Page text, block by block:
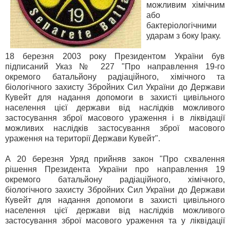
можливим хімічним
або
бактеріологічними
ударам з боку Іраку.
18 березня 2003 року Президентом України був
підписаний Указ № 227 "Про направлення 19-го
окремого батальйону радіаційного, хімічного та
біологічного захисту Збройних Сил України до Держави
Кувейт для надання допомоги в захисті цивільного
населення цієї держави від наслідків можливого
застосування зброї масового ураження і в ліквідації
можливих наслідків застосування зброї масового
ураження на території Держави Кувейт".
А 20 березня Уряд прийняв закон "Про схвалення
рішення Президента України про направлення 19
окремого батальйону радіаційного, хімічного,
біологічного захисту Збройних Сил України до Держави
Кувейт для надання допомоги в захисті цивільного
населення цієї держави від наслідків можливого
застосування зброї масового ураження та у ліквідації